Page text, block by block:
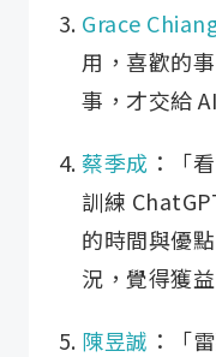
Grace
用，喜歡的
事，才交給
蔡季成 ：「
訓練
的時間與優
況，覺得獲益
陳昱誠 ：「